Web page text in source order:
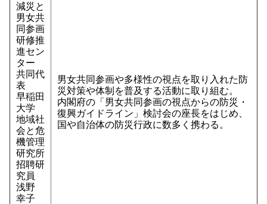
減災と
男女共
同参画
研修推
進セン
ター
共同代
表
早稲田
大学
地域社
会と危
機管理
研究所
招聘研
究員
浅野
幸子
男女共同参画や多様性の視点を取り入れた防
災対策や体制を普及する活動に取り組む。
内閣府の「男女共同参画の視点からの防災・
復興ガイドライン」検討会の座長をはじめ、
国や自治体の防災行政に数多く携わる。